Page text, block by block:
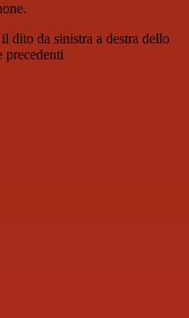
dito da sinistra a destra dello
precedenti